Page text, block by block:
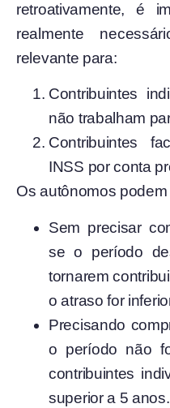
retroativamente, é
realmente
relevante para:
Contribuintes
não trabalham
Contribuintes
INSS por conta
Os autônomos
Sem precisar
se o período
tornarem
o atraso for
Precisando
o período não
contribuintes
superior a 5 anos.